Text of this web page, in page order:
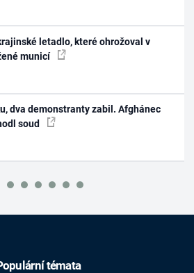
letadlo, které ohrožoval v
municí
dva demonstranty zabil. Afghánec
soud
témata